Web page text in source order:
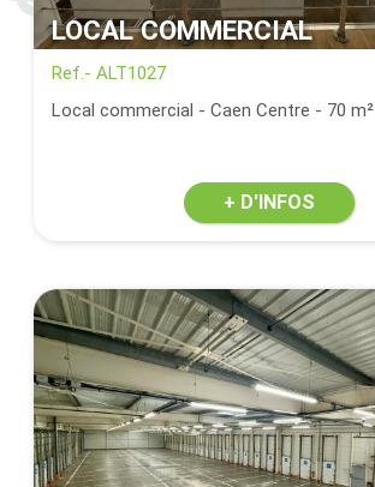
LOCAL COMMERCIAL
Ref.- ALT1027
Local commercial - Caen Centre - 70 m²
+ D'INFOS